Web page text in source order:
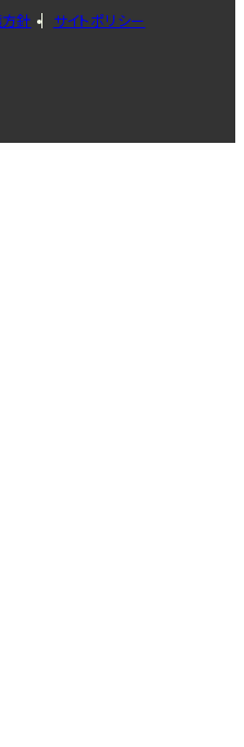
針 サイトポリシー